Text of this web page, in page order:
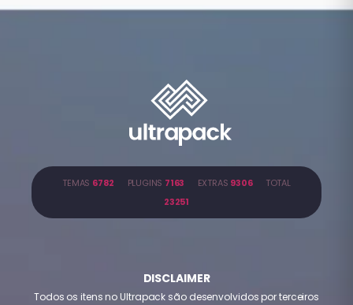
TEMAS 6782 PLUGINS 7163 EXTRAS 9306TOTAL
23251
DISCLAIMER
Todos os itens no Ultrapack são desenvolvidos por terceiros